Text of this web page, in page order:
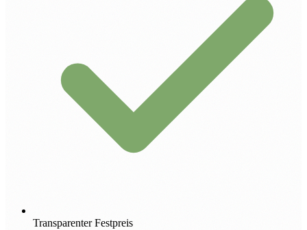
Transparenter Festpreis